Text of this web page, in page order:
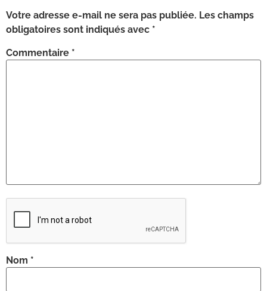
Votre adresse e-mail ne sera pas publiée. Les champs
obligatoires sont indiqués avec *
Commentaire *
Nom *